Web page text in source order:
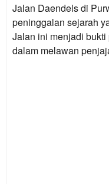
Jalan Daendels di
peninggalan sejarah
Jalan ini menjadi
dalam melawan